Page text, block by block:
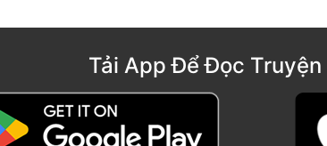
Tải App Để Đọc Truyện